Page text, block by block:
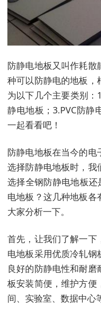
防静电地板又叫作耗
种可以防静电的地板，
为以下几个主要类别
静电地板；3.PVC防静
一起看看吧！
防静电地板在当今的
选择防静电地板时，
选择全钢防静电地板还
电地板？这几种地板
大家分析一下。
首先，让我们了解一
电地板采用优质冷轧
良好的防静电性和耐
板安装简便，维护方
间、实验室、数据中心